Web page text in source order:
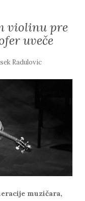
violinu pre
uveče
Radulovic
muzičara,